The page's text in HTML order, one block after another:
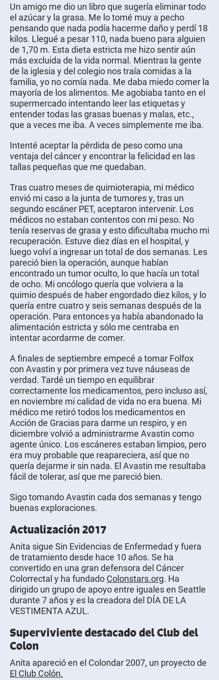
Un amigo me dio un libro que sugería eliminar todo
el azúcar y la grasa. Me lo tomé muy a pecho
pensando que nada podía hacerme daño y perdí 18
kilos. Llegué a pesar 110, nada bueno para alguien
de 1,70 m. Esta dieta estricta me hizo sentir aún
más excluida de la vida normal. Mientras la gente
de la iglesia y del colegio nos traía comidas a la
familia, yo no comía nada. Me daba miedo comer la
mayoría de los alimentos. Me agobiaba tanto en el
supermercado intentando leer las etiquetas y
entender todas las grasas buenas y malas, etc.,
que a veces me iba. A veces simplemente me iba.
Intenté aceptar la pérdida de peso como una
ventaja del cáncer y encontrar la felicidad en las
tallas pequeñas que me quedaban.
Tras cuatro meses de quimioterapia, mi médico
envió mi caso a la junta de tumores y, tras un
segundo escáner PET, aceptaron intervenir. Los
médicos no estaban contentos con mi peso. No
tenía reservas de grasa y esto dificultaba mucho mi
recuperación. Estuve diez días en el hospital, y
luego volví a ingresar un total de dos semanas. Les
pareció bien la operación, aunque habían
encontrado un tumor oculto, lo que hacía un total
de ocho. Mi oncólogo quería que volviera a la
quimio después de haber engordado diez kilos, y lo
quería entre cuatro y seis semanas después de la
operación. Para entonces ya había abandonado la
alimentación estricta y sólo me centraba en
intentar acordarme de comer.
A finales de septiembre empecé a tomar Folfox
con Avastin y por primera vez tuve náuseas de
verdad. Tardé un tiempo en equilibrar
correctamente los medicamentos, pero incluso así,
en noviembre mi calidad de vida no era buena. Mi
médico me retiró todos los medicamentos en
Acción de Gracias para darme un respiro, y en
diciembre volvió a administrarme Avastin como
agente único. Los escáneres estaban limpios, pero
era muy probable que reapareciera, así que no
quería dejarme ir sin nada. El Avastin me resultaba
fácil de tolerar, así que me pareció bien.
Sigo tomando Avastin cada dos semanas y tengo
buenas exploraciones.
Actualización 2017
Anita sigue Sin Evidencias de Enfermedad y fuera
de tratamiento desde hace 10 años. Se ha
convertido en una gran defensora del Cáncer
Colorrectal y ha fundado Colonstars.org. Ha
dirigido un grupo de apoyo entre iguales en Seattle
durante 7 años y es la creadora del DÍA DE LA
VESTIMENTA AZUL.
Superviviente destacado del Club del
Colon
Anita apareció en el Colondar 2007, un proyecto de
El Club Colón.